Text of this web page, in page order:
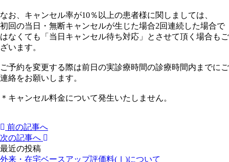
なお、キャンセル率が10％以上の患者様に関しましては、
初回の当日・無断キャンセルが生じた場合2回連続した場合で
はなくても「当日キャンセル待ち対応」とさせて頂く場合もご
ざいます。
ご予約を変更する際は前日の実診療時間の診療時間内までにご
連絡をお願いします。
＊キャンセル料金について発生いたしません。
前の記事へ
次の記事へ
最近の投稿
外来・在宅ベースアップ評価料(Ⅰ)について